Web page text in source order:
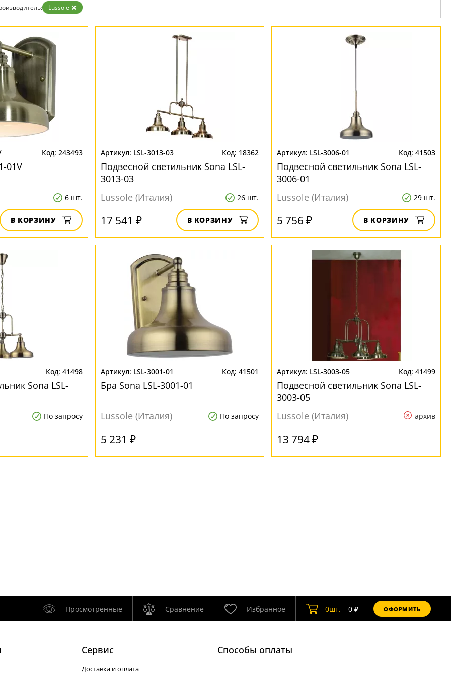
Lussole
243493
01V
6 шт.
В КОРЗИНУ
LSL-3013-03 18362
Подвесной светильник Sona LSL-
3013-03
Lussole (Италия)
26 шт.
17 541 ₽ В КОРЗИНУ
LSL-3006-01 41503
Подвесной светильник Sona LSL-
3006-01
Lussole (Италия)
29 шт.
5 756 ₽ В КОРЗИНУ
41498
Sona LSL-
По запросу
LSL-3001-01 41501
Бра Sona LSL-3001-01
Lussole (Италия) По запросу
5 231 ₽
LSL-3003-05 41499
Подвесной светильник Sona LSL-
3003-05
Lussole (Италия)
архив
13 794 ₽
Просмотренные Сравнение Избранное 0шт. 0₽ ОФОРМИТЬ
Cервис
Доставка и оплата
Способы оплаты